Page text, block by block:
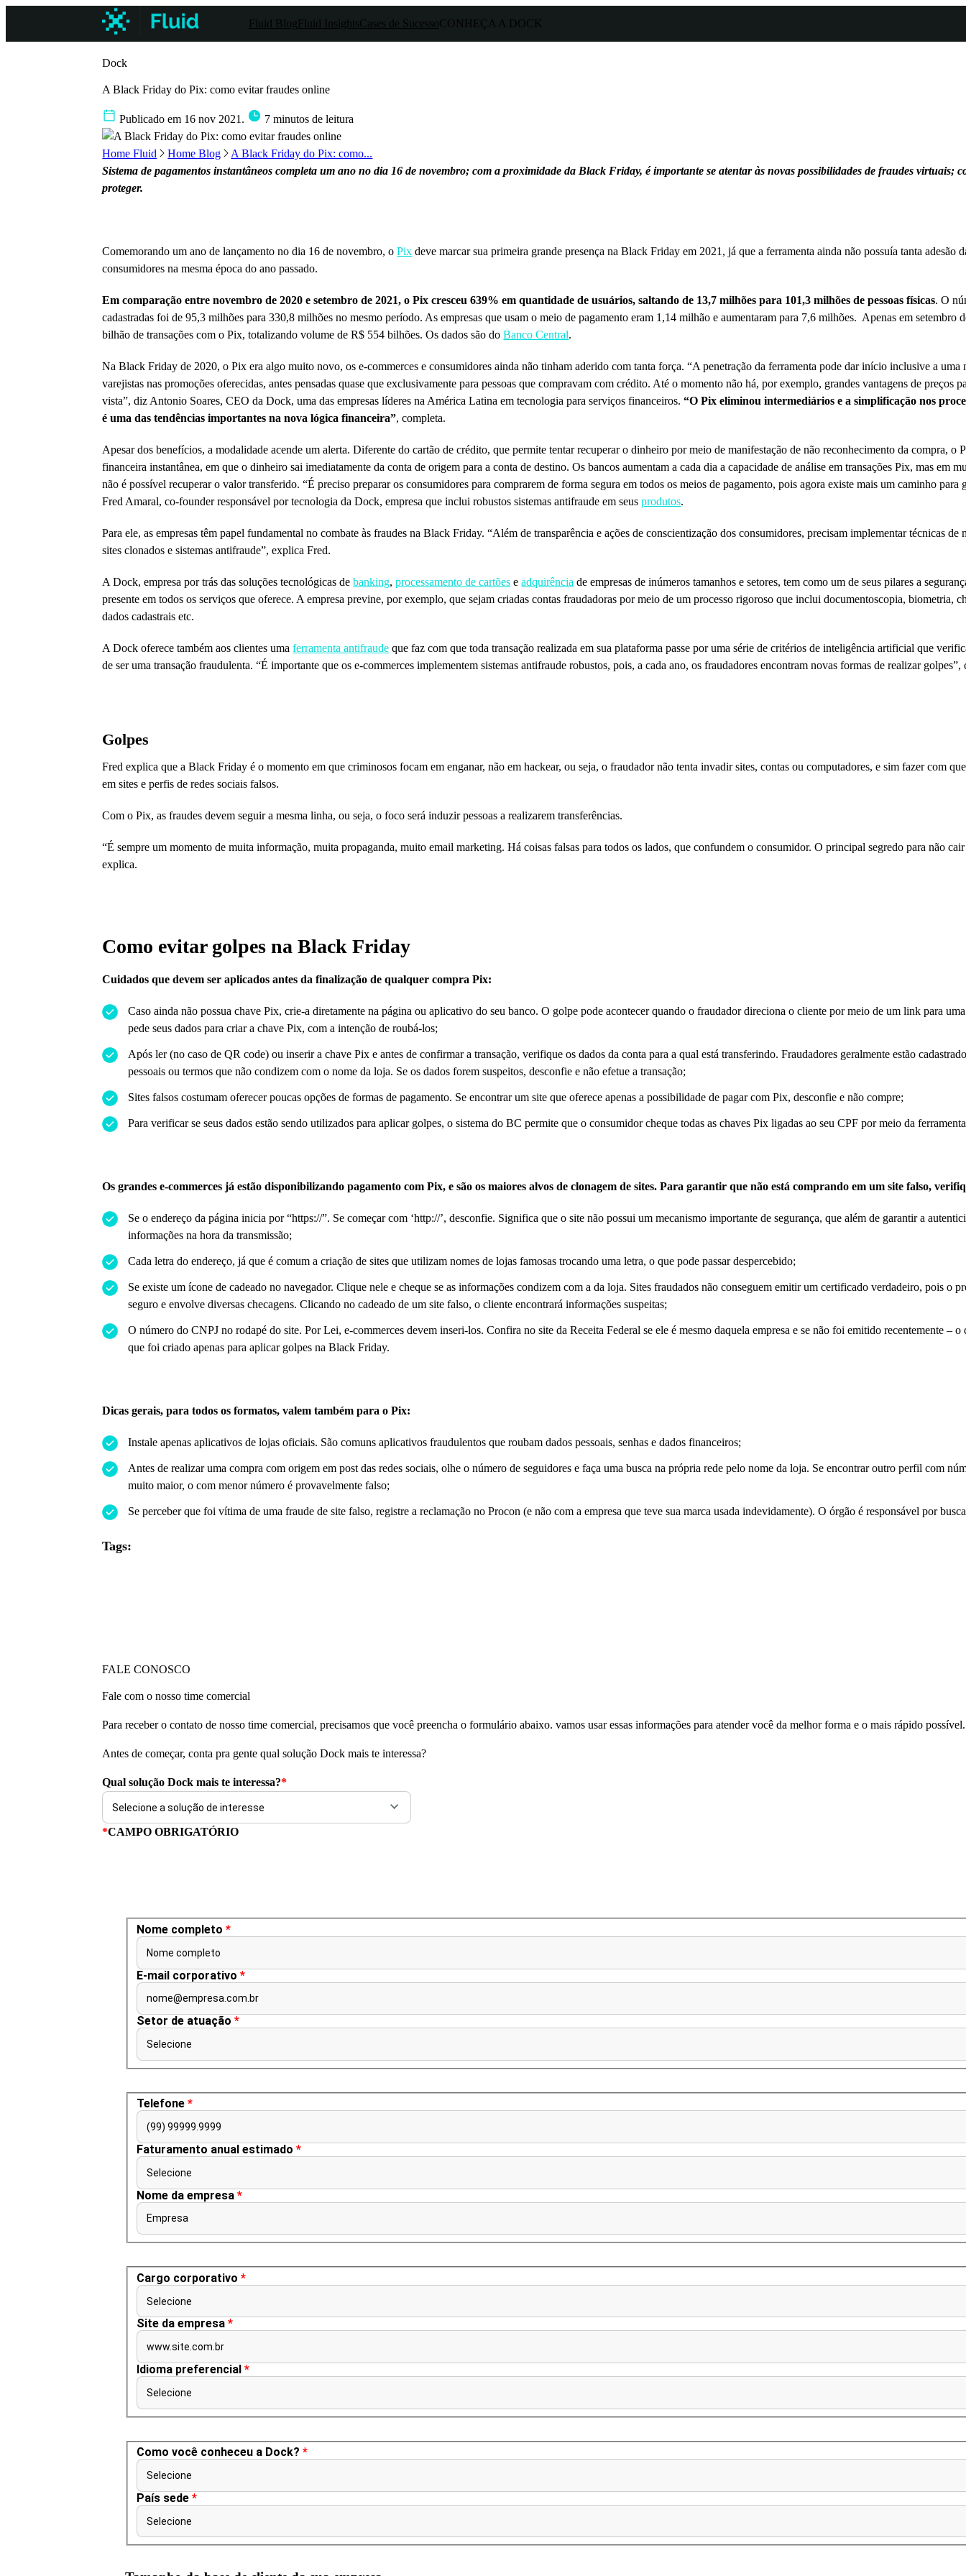
Fluid Blog Fluid InsightsCases de SucessoCONHEÇA A DOCK
Dock
A Black Friday do Pix: como evitar fraudes online
Publicado em 16 nov 2021. 7 minutos de leitura
Home Fluid Home Blog
A Black Friday do Pix: como...
Sistema de pagamentos instantâneos completa um ano no dia 16 de novembro; com a proximidade da Black Friday, é importante se atentar às novas possibilidades de fraudes virtuais;
proteger.
Comemorando um ano de lançamento no dia 16 de novembro, oPix deve marcar sua primeira grande presença na Black Friday em 2021, já que a ferramenta ainda não possuía tanta adesão
consumidores na mesma época do ano passado.
Em comparação entre novembro de 2020 e setembro de 2021, o Pix cresceu 639% em quantidade de usuários, saltando de 13,7 milhões para 101,3 milhões de pessoas físicas. O
cadastradas foi de 95,3 milhões para 330,8 milhões no mesmo período. As empresas que usam o meio de pagamento eram 1,14 milhão e aumentaram para 7,6 milhões. Apenas em setembro
bilhão de transações com o Pix, totalizando volume de R$ 554 bilhões. Os dados são doBanco Central.
Na Black Friday de 2020, o Pix era algo muito novo, os e-commerces e consumidores ainda não tinham aderido com tanta força. “A penetração da ferramenta pode dar início inclusive a uma
varejistas nas promoções oferecidas, antes pensadas quase que exclusivamente para pessoas que compravam com crédito. Até o momento não há, por exemplo, grandes vantagens de preços
vista”, diz Antonio Soares, CEO da Dock, uma das empresas líderes na América Latina em tecnologia para serviços financeiros.“O Pix eliminou intermediários e a simplificação nos
é uma das tendências importantes na nova lógica financeira”, completa.
Apesar dos benefícios, a modalidade acende um alerta. Diferente do cartão de crédito, que permite tentar recuperar o dinheiro por meio de manifestação de não reconhecimento da compra, o
financeira instantânea, em que o dinheiro sai imediatamente da conta de origem para a conta de destino. Os bancos aumentam a cada dia a capacidade de análise em transações Pix, mas em
não é possível recuperar o valor transferido. “É preciso preparar os consumidores para comprarem de forma segura em todos os meios de pagamento, pois agora existe mais um caminho para
Fred Amaral, co-founder responsável por tecnologia da Dock, empresa que inclui robustos sistemas antifraude em seusprodutos.
Para ele, as empresas têm papel fundamental no combate às fraudes na Black Friday. “Além de transparência e ações de conscientização dos consumidores, precisam implementar técnicas de
sites clonados e sistemas antifraude”, explica Fred.
A Dock, empresa por trás das soluções tecnológicas debanking,processamento de cartões eadquirência de empresas de inúmeros tamanhos e setores, tem como um de seus pilares a
presente em todos os serviços que oferece. A empresa previne, por exemplo, que sejam criadas contas fraudadoras por meio de um processo rigoroso que inclui documentoscopia, biometria,
dados cadastrais etc.
A Dock oferece também aos clientes umaferramenta antifraude que faz com que toda transação realizada em sua plataforma passe por uma série de critérios de inteligência artificial que
de ser uma transação fraudulenta. “É importante que os e-commerces implementem sistemas antifraude robustos, pois, a cada ano, os fraudadores encontram novas formas de realizar golpes”,
Golpes
Fred explica que a Black Friday é o momento em que criminosos focam em enganar, não em hackear, ou seja, o fraudador não tenta invadir sites, contas ou computadores, e sim fazer com
em sites e perfis de redes sociais falsos.
Com o Pix, as fraudes devem seguir a mesma linha, ou seja, o foco será induzir pessoas a realizarem transferências.
“É sempre um momento de muita informação, muita propaganda, muito email marketing. Há coisas falsas para todos os lados, que confundem o consumidor. O principal segredo para não cair
explica.
Como evitar golpes na Black Friday
Cuidados que devem ser aplicados antes da finalização de qualquer compra Pix:
Caso ainda não possua chave Pix, crie-a diretamente na página ou aplicativo do seu banco. O golpe pode acontecer quando o fraudador direciona o cliente por meio de um link para
pede seus dados para criar a chave Pix, com a intenção de roubá-los;
Após ler (no caso de QR code) ou inserir a chave Pix e antes de confirmar a transação, verifique os dados da conta para a qual está transferindo. Fraudadores geralmente estão
pessoais ou termos que não condizem com o nome da loja. Se os dados forem suspeitos, desconfie e não efetue a transação;
Sites falsos costumam oferecer poucas opções de formas de pagamento. Se encontrar um site que oferece apenas a possibilidade de pagar com Pix, desconfie e não compre;
Para verificar se seus dados estão sendo utilizados para aplicar golpes, o sistema do BC permite que o consumidor cheque todas as chaves Pix ligadas ao seu CPF por meio da
Os grandes e-commerces já estão disponibilizando pagamento com Pix, e são os maiores alvos de clonagem de sites. Para garantir que não está comprando em um site falso,
Se o endereço da página inicia por “https://”. Se começar com ‘http://’, desconfie. Significa que o site não possui um mecanismo importante de segurança, que além de garantir a
informações na hora da transmissão;
Cada letra do endereço, já que é comum a criação de sites que utilizam nomes de lojas famosas trocando uma letra, o que pode passar despercebido;
Se existe um ícone de cadeado no navegador. Clique nele e cheque se as informações condizem com a da loja. Sites fraudados não conseguem emitir um certificado verdadeiro, pois o
seguro e envolve diversas checagens. Clicando no cadeado de um site falso, o cliente encontrará informações suspeitas;
O número do CNPJ no rodapé do site. Por Lei, e-commerces devem inseri-los. Confira no site da Receita Federal se ele é mesmo daquela empresa e se não foi emitido recentemente – o
que foi criado apenas para aplicar golpes na Black Friday.
Dicas gerais, para todos os formatos, valem também para o Pix:
Instale apenas aplicativos de lojas oficiais. São comuns aplicativos fraudulentos que roubam dados pessoais, senhas e dados financeiros;
Antes de realizar uma compra com origem em post das redes sociais, olhe o número de seguidores e faça uma busca na própria rede pelo nome da loja. Se encontrar outro perfil com
muito maior, o com menor número é provavelmente falso;
Se perceber que foi vítima de uma fraude de site falso, registre a reclamação no Procon (e não com a empresa que teve sua marca usada indevidamente). O órgão é responsável por
Tags:
FALE CONOSCO
Fale com o nosso time comercial
Para receber o contato de nosso time comercial, precisamos que você preencha o formulário abaixo. vamos usar essas informações para atender você da melhor forma e o mais rápido possível.
Antes de começar, conta pra gente qual solução Dock mais te interessa?
Qual solução Dock mais te interessa?*
*CAMPO OBRIGATÓRIO
Nome completo *
Nome completo
E-mail corporativo *
nome@empresa.com.br
Setor de atuação *
Selecione
Telefone *
(99) 99999.9999
Faturamento anual estimado *
Selecione
Nome da empresa *
Empresa
Cargo corporativo *
Selecione
Site da empresa *
www.site.com.br
Idioma preferencial *
Selecione
Como você conheceu a Dock? *
Selecione
País sede *
Selecione